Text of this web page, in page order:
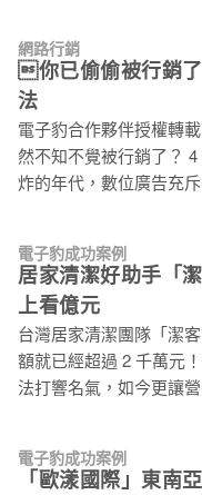
個、電子報：1 個。 這不是找到突破口了嗎？電子報行銷。 1
競選團隊請注意：超低成本的行銷
銷，不難看出多數人的
觸及年輕網路族群後，
風格。 為了更好的客戶體驗，因而創立女裝品牌 Laconic 創辦
人兼行銷總監黃柏睿（
場，主要在 Yahoo 的拍
填單追加貨的方式銷售
2 個月左右的時間才能
訂單需求，他希望加快
初，台灣市場上韓國服
飾，韓裝品牌在設計上
打造了 Laconic 這個品
你」。目標對象鎖定在
或稍微正式一點
網路行銷
你已偷偷被行銷
法
電子豹合作夥伴授權轉
然不知不覺被行銷了？ 4 個
炸的年代，數位廣告充
手法、幾種網路廣告方式。 但這樣的現象對於行銷手
麼純熟的品牌而言，其實是有些壓
下面，看到網友留言「
已經沒用了啦！」、「
資料吧！」每次看到這
方面又覺得小編真無辜
種，不過要怎麼用得巧
時候了。 為了提供每次都要想行銷方法想破頭的讀者們一點幫
電子豹成功案例
居家清潔好助手「
上看億元
台灣居家清潔團隊「潔
額就已經超過 2 千萬元
法打響名氣，如今更讓
看到矽谷有人做清潔媒
電子豹成功案例
「歐漾國際」東南